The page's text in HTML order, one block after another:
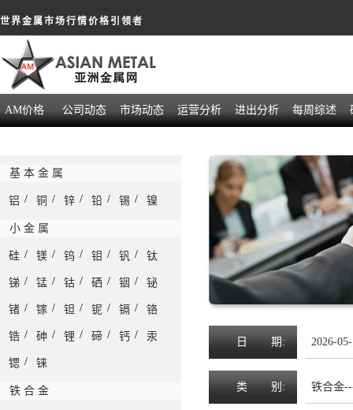
世界金属市场行情价格引领者
AM价格 公司动态 市场动态 运营分析 进出分析 每周综述
基 本 金 属
铝 / 铜 / 锌 / 铅 / 锡 / 镍
小 金 属
硅 / 镁 / 钨 / 钼 / 钒 / 钛
锑 / 锰 / 钴 / 硒 / 铟 / 铋
锗 / 镓 / 钽 / 铌 / 镉 / 铬
锆 / 砷 / 锂 / 碲 / 钙 / 汞
锶 / 铼
铁 合 金
日 期: 2026-
类 别: 铁合金